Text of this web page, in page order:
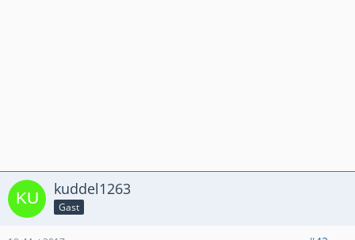
kuddel1263
Gast